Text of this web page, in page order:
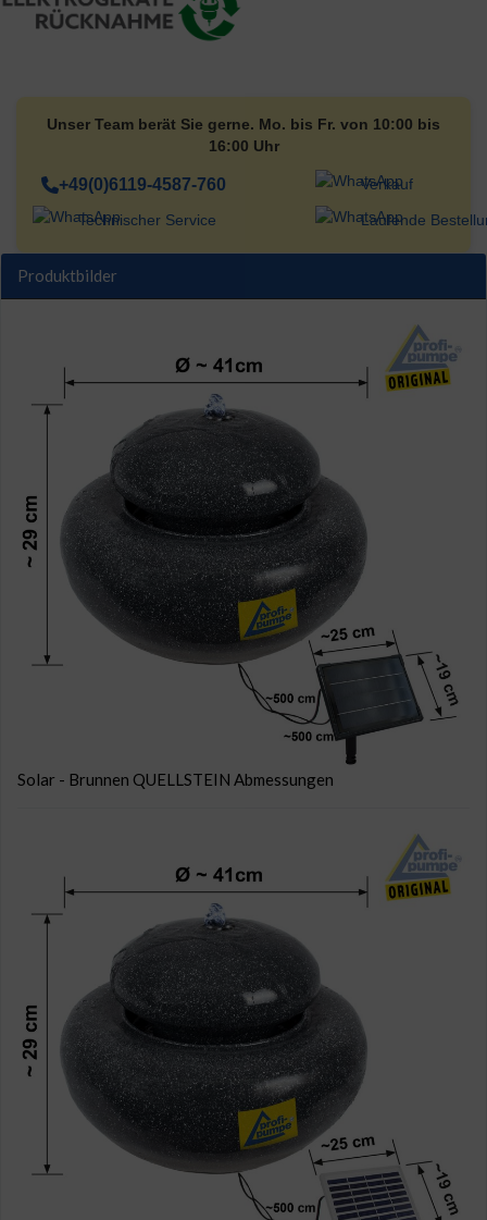
Unser Team berät Sie gerne. Mo. bis Fr. von 10:00 bis
16:00 Uhr
+49(0)6119-4587-760 Verkauf
Technischer Service Laufende
Produktbilder
Solar - Brunnen QUELLSTEIN Abmessungen